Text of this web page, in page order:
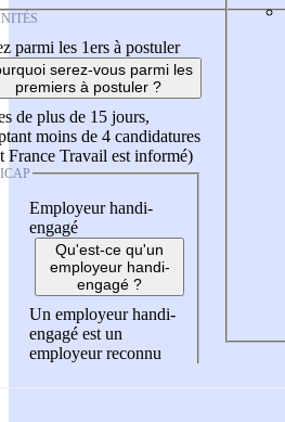
parmi les 1ers à postuler
serez-vous parmi les
premiers à postuler ?
de plus de 15 jours,
moins de 4 candidatures
France Travail est informé)
Employeur handi-
engagé
Qu'est-ce qu'un
employeur handi-
engagé ?
Un employeur handi-
engagé est un
employeur reconnu